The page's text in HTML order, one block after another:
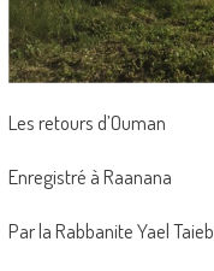
Les retours d’Ouman
Enregistré à Raanana
Par la Rabbanite Yael Taieb